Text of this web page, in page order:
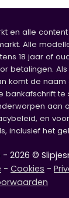
en alle
Alle
18 jaar of
betalingen.
komt de naam
bankafschrift te
aan
en
inclusief het
- 2026 ©
- Cookies -